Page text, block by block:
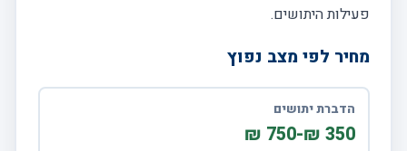
פעילות היתושים.
מחיר לפי מצב נפוץ
הדברת יתושים
350 ₪-750 ₪